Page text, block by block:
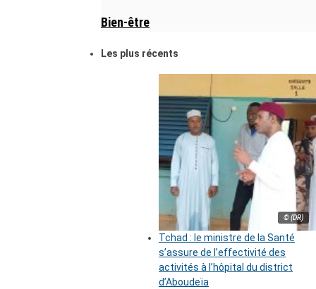
Bien-être
Les plus récents
© (DR)
Tchad : le ministre de la Santé
s’assure de l’effectivité des
activités à l’hôpital du district
d’Aboudeïa